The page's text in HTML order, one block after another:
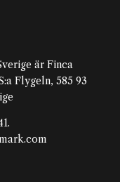
är Finca
Flygeln, 585 93